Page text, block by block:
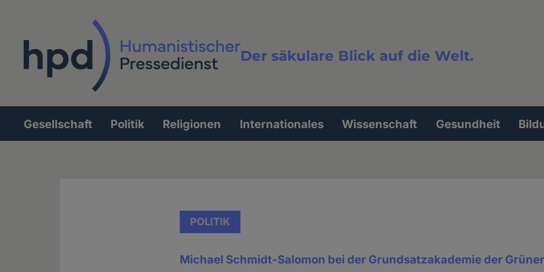
Der säkulare Blick auf die Welt.
Volltextsuche
Hauptnavigation
Gesellschaft Politik Religionen Internationales Wissenschaft Gesundheit
POLITIK
Michael Schmidt-Salomon bei der Grundsatzakademie der